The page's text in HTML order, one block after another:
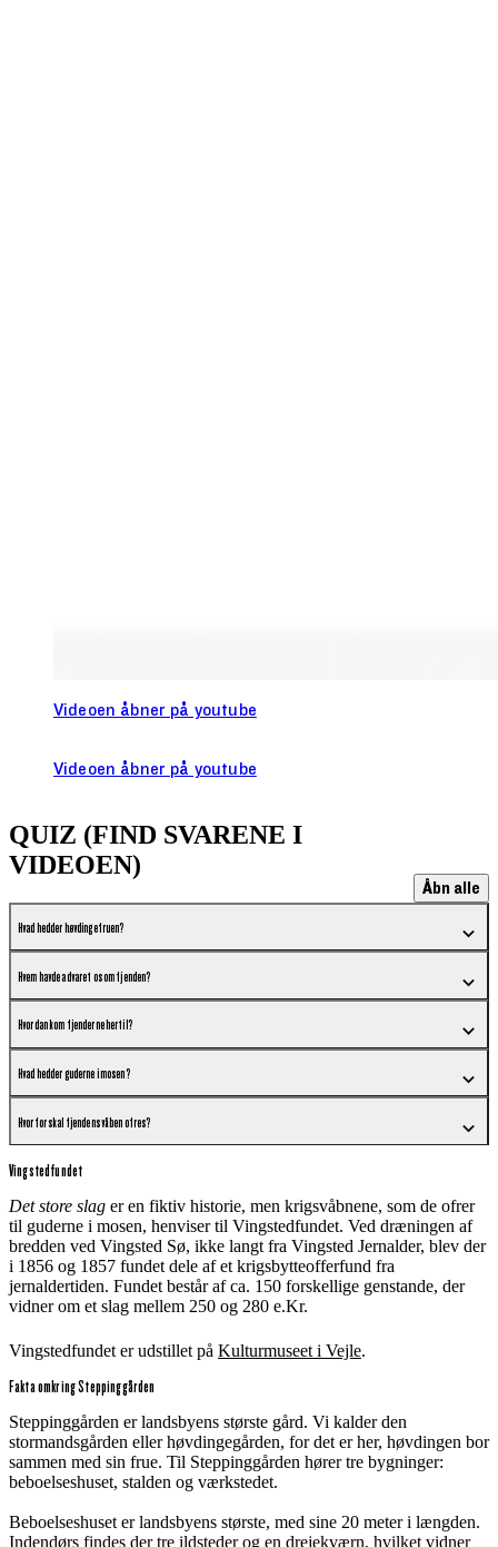
Videoen åbner på youtube
Videoen åbner på youtube
QUIZ (FIND SVARENE I
VIDEOEN)
Åbn alle
Hvad hedder høvdingefruen?
Hvem havde advaret os om fjenden?
Hvordan kom fjenderne hertil?
Hvad hedder guderne i mosen?
Hvorfor skal fjendens våben ofres?
Vingstedfundet
Det store slag er en fiktiv historie, men krigsvåbnene, som de ofrer
til guderne i mosen, henviser til Vingstedfundet. Ved dræningen af
bredden ved Vingsted Sø, ikke langt fra Vingsted Jernalder, blev der
i 1856 og 1857 fundet dele af et krigsbytteofferfund fra
jernaldertiden. Fundet består af ca. 150 forskellige genstande, der
vidner om et slag mellem 250 og 280 e.Kr.
Vingstedfundet er udstillet på Kulturmuseet i Vejle.
Fakta omkring Steppinggården
Steppinggården er landsbyens største gård. Vi kalder den
stormandsgården eller høvdingegården, for det er her, høvdingen bor
sammen med sin frue. Til Steppinggården hører tre bygninger:
beboelseshuset, stalden og værkstedet.
Beboelseshuset er landsbyens største, med sine 20 meter i længden.
Indendørs findes der tre ildsteder og en drejekværn, hvilket vidner